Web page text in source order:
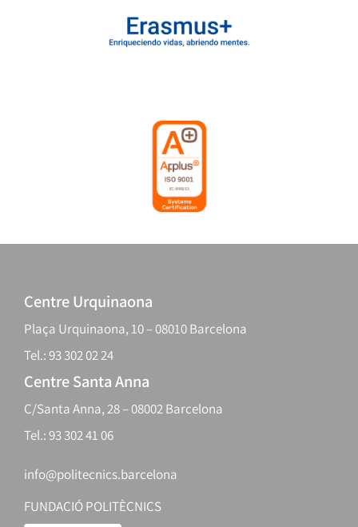
Centre Urquinaona
Plaça Urquinaona, 10 – 08010 Barcelona
Tel.: 93 302 02 24
Centre Santa Anna
C/Santa Anna, 28 – 08002 Barcelona
Tel.: 93 302 41 06
info@politecnics.barcelona
FUNDACIÓ POLITÈCNICS